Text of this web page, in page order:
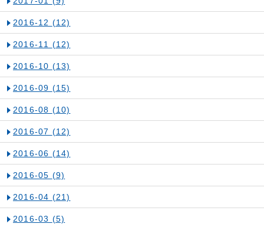
2016-12 (12)
2016-11 (12)
2016-10 (13)
2016-09 (15)
2016-08 (10)
2016-07 (12)
2016-06 (14)
2016-05 (9)
2016-04 (21)
2016-03 (5)